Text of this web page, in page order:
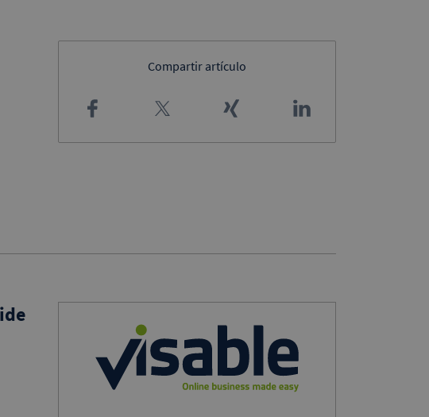
Compartir artículo